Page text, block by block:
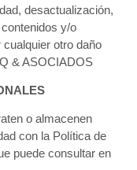
desactualización,
y/o
otro daño
& ASOCIADOS
o almacenen
con la Política de
puede consultar en